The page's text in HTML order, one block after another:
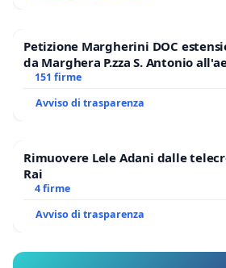
Petizione Margherini DOC
da Marghera P.zza S. Antonio
Polo tariffa a € 1,50
151 firme
Avviso di trasparenza
Rimuovere Lele Adani dalle
Rai
4 firme
Avviso di trasparenza